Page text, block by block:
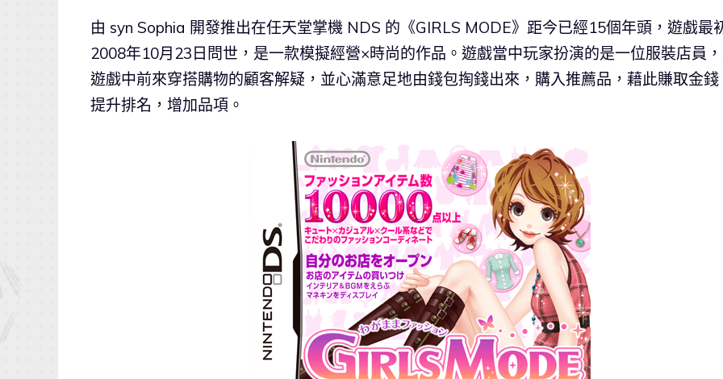
由 syn Sophia 開發推出在任天堂掌機 NDS 的《GIRLS MODE》距今已經15個年頭，遊戲最
2008年10月23日問世，是一款模擬經營×時尚的作品。遊戲當中玩家扮演的是一位服裝店員
遊戲中前來穿搭購物的顧客解疑，並心滿意足地由錢包掏錢出來，購入推薦品，藉此賺取金錢
提升排名，增加品項。